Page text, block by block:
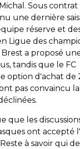
Sous contrat
une dernière
réserve et
Ligue des
a proposé
tandis que le FC
option d'achat de
pas convaincu la
que les
ont accepté
à savoir qui de